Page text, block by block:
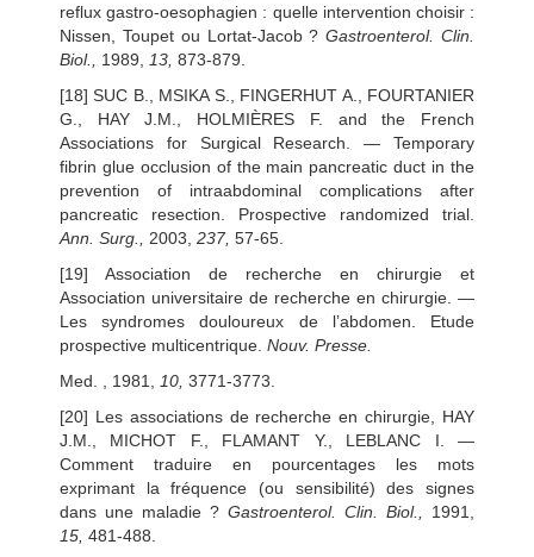
reflux gastro-oesophagien : quelle intervention choisir :
Nissen, Toupet ou Lortat-Jacob ?Gastroenterol. Clin.
Biol., 1989, 13, 873-879.
[18] SUC B., MSIKA S., FINGERHUT A., FOURTANIER
G., HAY J.M., HOLMIÈRES F. and the French
Associations for Surgical Research. — Temporary
fibrin glue occlusion of the main pancreatic duct in the
prevention of intraabdominal complications after
pancreatic resection. Prospective randomized trial.
Ann. Surg., 2003, 237, 57-65.
[19] Association de recherche en chirurgie et
Association universitaire de recherche en chirurgie. —
Les syndromes douloureux de l’abdomen. Etude
prospective multicentrique. Nouv. Presse.
Med. , 1981,
10, 3771-3773.
[20] Les associations de recherche en chirurgie, HAY
J.M., MICHOT F., FLAMANT Y., LEBLANC I. —
Comment traduire en pourcentages les mots
exprimant la fréquence (ou sensibilité) des signes
dans une maladie ? Gastroenterol. Clin. Biol., 1991,
15, 481-488.